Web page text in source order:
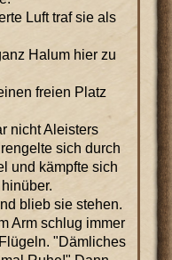
Luft traf sie als
Halum hier zu
freien Platz
nicht Aleisters
sich durch
und kämpfte sich
blieb sie stehen.
Arm schlug immer
"Dämliches